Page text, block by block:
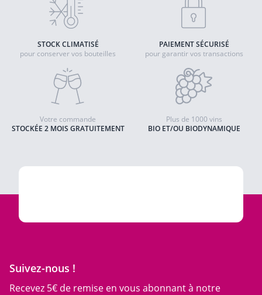
STOCK CLIMATISÉ
pour conserver vos bouteilles
PAIEMENT SÉCURISÉ
pour garantir vos transactions
STOCKÉE 2 MOIS GRATUITEMENT
Votre commande
BIO ET/OU BIODYNAMIQUE
Plus de 1000 vins
Suivez-nous !
Recevez 5€ de remise en vous abonnant à notre